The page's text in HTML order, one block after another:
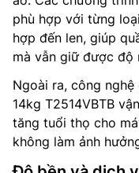
phù hợp với từng
hợp đến len, giúp
mà vẫn giữ được độ
Ngoài ra, công
14kg T2514VBTB
tăng tuổi thọ cho
không làm ảnh